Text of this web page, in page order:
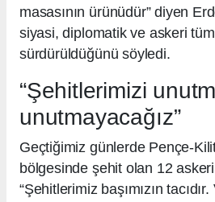
masasının ürünüdür” diyen
siyasi, diplomatik ve askeri
sürdürüldüğünü söyledi.
“Şehitlerimizi
unutmayacağız”
Geçtiğimiz günlerde Pençe-
bölgesinde şehit olan 12
“Şehitlerimiz başımızın